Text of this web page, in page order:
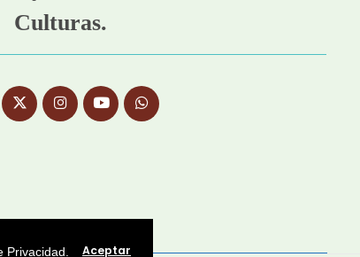
Culturas.
Privacidad Aceptar